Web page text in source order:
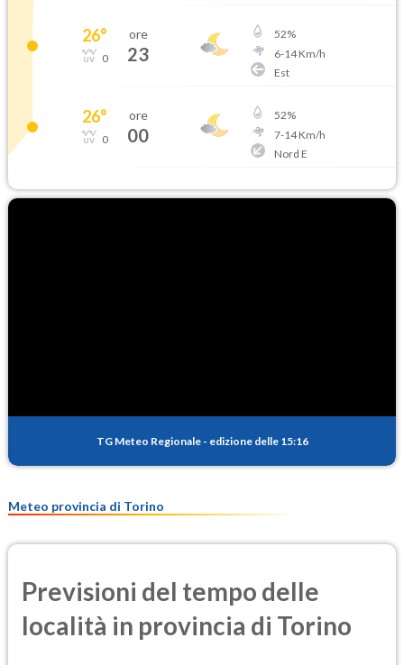
26°
0
ore
23
52%
6-14Km/h
Est
26°
0
ore
00
52%
7-14Km/h
Nord E
TG Meteo Regionale - edizione delle 15:16
Meteo provincia di Torino
Previsioni del tempo delle
località in provincia di Torino